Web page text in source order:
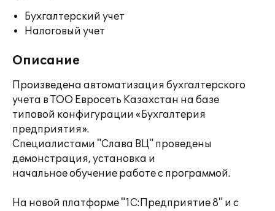
Бухгалтерский учет
Налоговый учет
Описание
Произведена автоматизация бухгалтерского
учета в ТОО Евросеть Казахстан на базе
типовой конфигурации «Бухгалтерия
предприятия».
Специалистами "Слава ВЦ" проведены
демонстрация, установка и
начальное обучение работе с программой.
На новой платформе "1С:Предприятие 8" и с